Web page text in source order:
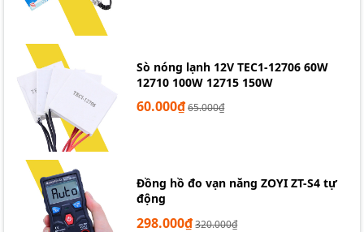
Sò nóng lạnh 12V TEC1-12706 60W
12710 100W 12715 150W
60.000₫65.000₫
Đồng hồ đo vạn năng ZOYI ZT-S4 tự
động
298.000₫320.000₫